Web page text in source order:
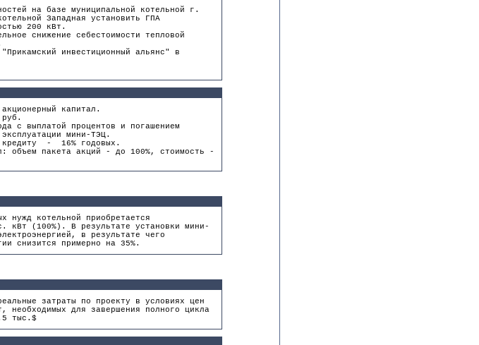
на базе муниципальной котельной г.
Западная установить ГПА
200 кВт.
снижение себестоимости тепловой
инвестиционный альянс" в
капитал.
с выплатой процентов и погашением
мини-ТЭЦ.
кредиту - 16% годовых.
объем пакета акций - до 100%, стоимость -
нужд котельной приобретается
кВт (100%). В результате установки мини-
в результате чего
снизится примерно на 35%.
затраты по проекту в условиях цен
для завершения полного цикла
тыс.$